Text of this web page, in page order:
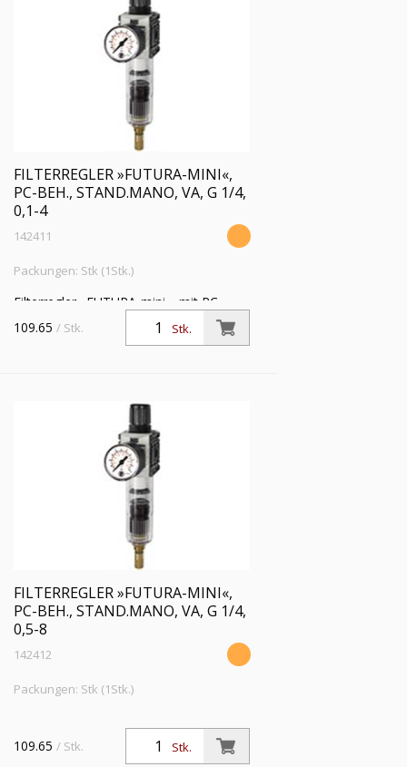
FILTERREGLER »FUTURA-MINI«,
PC-BEH., STAND.MANO, VA, G 1/4,
0,1-4
142411
Packungen: Stk (1Stk.)
Filterregler »FUTURA-mini«, mit PC-
Behälter, Standardmano, 5 µm, BG 0, G
1/4, PE 1,5 - 12 bar, Regelbereich 0,1 - 4
Stk.
109.65 / Stk.
FILTERREGLER »FUTURA-MINI«,
PC-BEH., STAND.MANO, VA, G 1/4,
0,5-8
142412
Packungen: Stk (1Stk.)
Stk.
109.65 / Stk.